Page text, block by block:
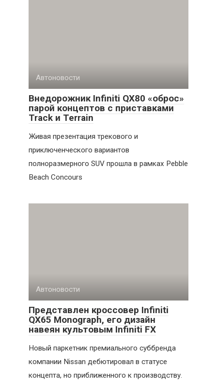
Автоновости
Внедорожник Infiniti QX80 «оброс»
парой концептов с приставками
Track и Terrain
Живая презентация трекового и
приключенческого вариантов
полноразмерного SUV прошла в рамках Pebble
Beach Concours
Автоновости
Представлен кроссовер Infiniti
QX65 Monograph, его дизайн
навеян культовым Infiniti FX
Новый паркетник премиального суббренда
компании Nissan дебютировал в статусе
концепта, но приближенного к производству.